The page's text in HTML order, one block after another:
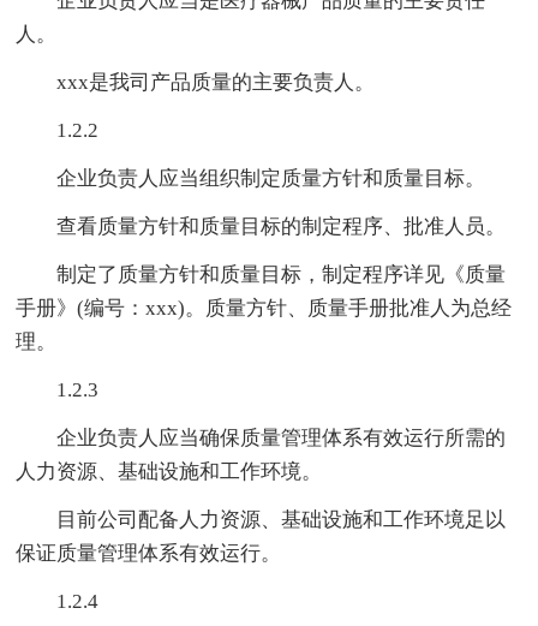
人。
xxx是我司产品质量的主要负责人。
1.2.2
企业负责人应当组织制定质量方针和质量目标。
查看质量方针和质量目标的制定程序、批准人员。
制定了质量方针和质量目标，制定程序详见《质量
手册》(编号：xxx)。质量方针、质量手册批准人为总经
理。
1.2.3
企业负责人应当确保质量管理体系有效运行所需的
人力资源、基础设施和工作环境。
目前公司配备人力资源、基础设施和工作环境足以
保证质量管理体系有效运行。
1.2.4